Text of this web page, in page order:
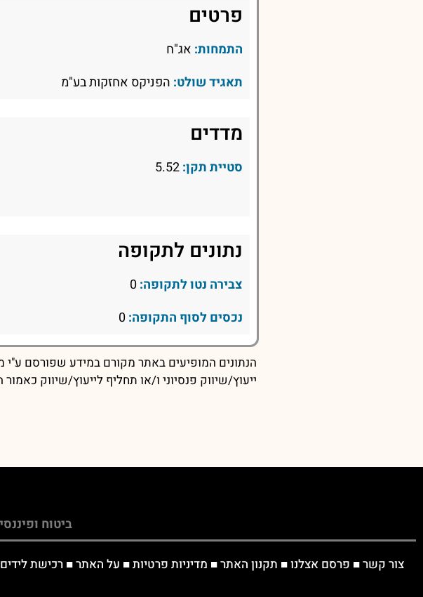
פרטים
התמחות: אג"ח
תאגיד שולט: הפניקס אחזקות בע"מ
מדדים
סטיית תקן:
נתונים לתקופה
צבירה נטו לתקופה:
נכסים לסוף התקופה:
הנתונים המופיעים באתר מקורם במידע שפורסם ע"י
ייעוץ/שיווק פנסיוני ו/או תחליף לייעוץ/שיווק
ביטוח
צור קשר■ פרסם אצלנו■ תקנון האתר■ מדיניות פרטיות■ על האתר■רכישת לידים